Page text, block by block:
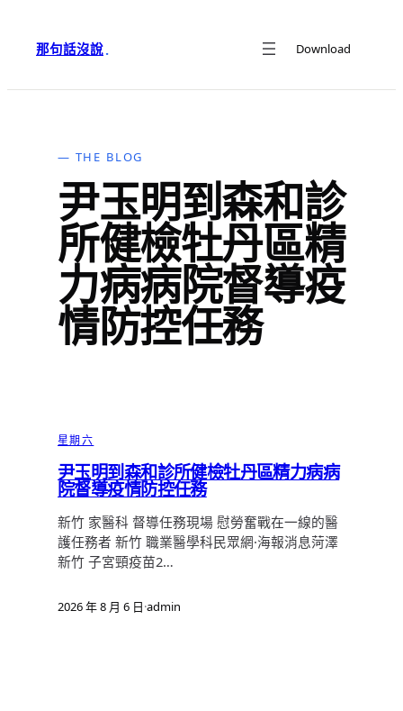
內
那句話沒說· Download
— THE BLOG
尹玉明到森和診
所健檢牡丹區精
力病病院督導疫
情防控任務
星期六
尹玉明到森和診所健檢牡丹區精力病病
院督導疫情防控任務
新竹 家醫科 督導任務現場 慰勞奮戰在一線的醫
護任務者 新竹 職業醫學科民眾網·海報消息菏澤
新竹 子宮頸疫苗2…
2026 年 8 月 6 日·admin